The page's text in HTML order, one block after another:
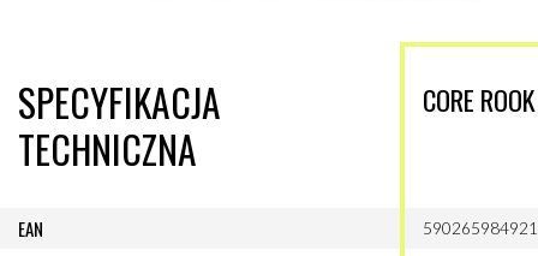
SPECYFIKACJA
TECHNICZNA
CORE
EAN